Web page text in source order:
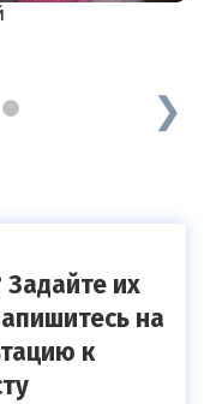
3
их
на
к